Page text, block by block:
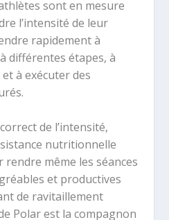
sont en mesure
l’intensité de leur
rapidement à
différentes étapes, à
à exécuter des
de l’intensité,
nutritionnelle
même les séances
et productives
de ravitaillement
Polar est la compagnon